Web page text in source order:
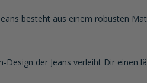
besteht aus einem robusten
Design der Jeans verleiht Dir